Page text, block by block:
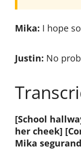
Mika: I hope
Justin: No
[School
her cheek]
Mika